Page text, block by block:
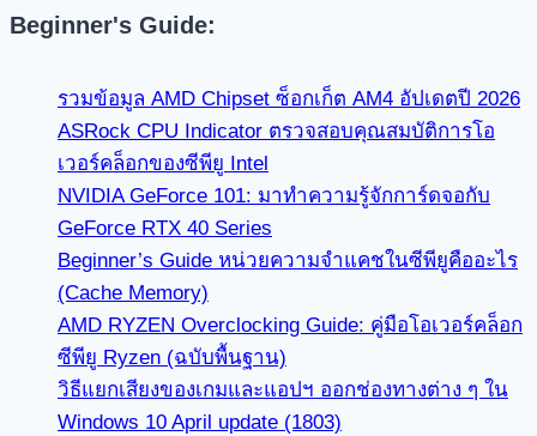
Beginner's Guide:
รวมข้อมูล AMD Chipset ซ็อกเก็ต AM4 อัปเดตปี 2026
ASRock CPU Indicator ตรวจสอบคุณสมบัติการโอ
เวอร์คล็อกของซีพียู Intel
NVIDIA GeForce 101: มาทำความรู้จักการ์ดจอกับ
GeForce RTX 40 Series
Beginner’s Guide หน่วยความจำแคชในซีพียูคืออะไร
(Cache Memory)
AMD RYZEN Overclocking Guide: คู่มือโอเวอร์คล็อก
ซีพียู Ryzen (ฉบับพื้นฐาน)
วิธีแยกเสียงของเกมและแอปฯ ออกช่องทางต่าง ๆ ใน
Windows 10 April update (1803)